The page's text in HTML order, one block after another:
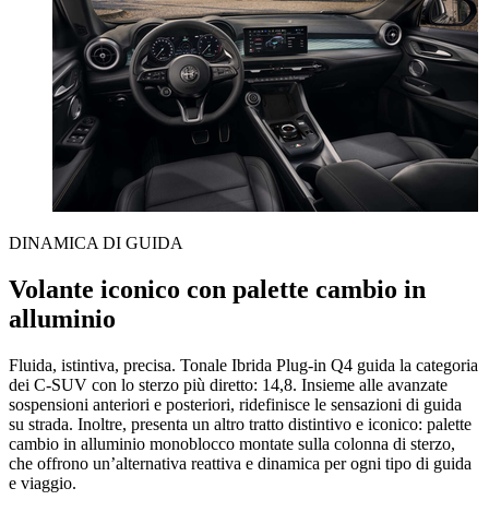
DINAMICA DI GUIDA
Volante iconico con palette cambio in
alluminio
Fluida, istintiva, precisa. Tonale Ibrida Plug-in Q4 guida la categoria
dei C-SUV con lo sterzo più diretto: 14,8. Insieme alle avanzate
sospensioni anteriori e posteriori, ridefinisce le sensazioni di guida
su strada. Inoltre, presenta un altro tratto distintivo e iconico: palette
cambio in alluminio monoblocco montate sulla colonna di sterzo,
che offrono un’alternativa reattiva e dinamica per ogni tipo di guida
e viaggio.